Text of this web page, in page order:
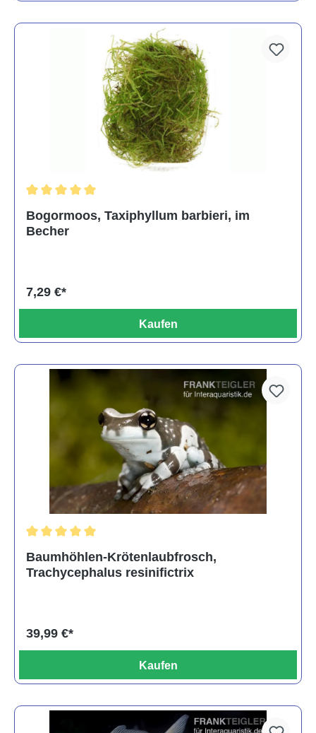
Bogormoos, Taxiphyllum barbieri, im
Becher
7,29 €*
Kaufen
Baumhöhlen-Krötenlaubfrosch,
Trachycephalus resinifictrix
39,99 €*
Kaufen